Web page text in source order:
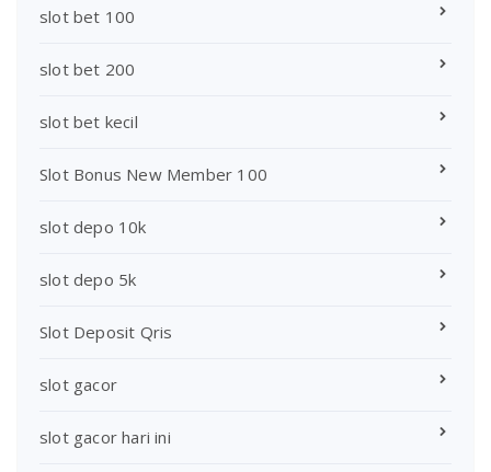
slot bet 100
slot bet 200
slot bet kecil
Slot Bonus New Member 100
slot depo 10k
slot depo 5k
Slot Deposit Qris
slot gacor
slot gacor hari ini